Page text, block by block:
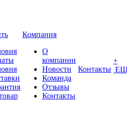
Компания
О
компании
Новости
Команда
Отзывы
Контакты
Контакты
+